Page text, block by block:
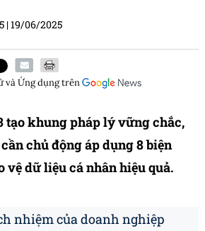
|19/06/2025
và Ứng dụngtrên
tạo khung pháp lý vững chắc,
chủ động áp dụng 8 biện
vệ dữ liệu cá nhân hiệu quả.
nhiệm của doanh nghiệp